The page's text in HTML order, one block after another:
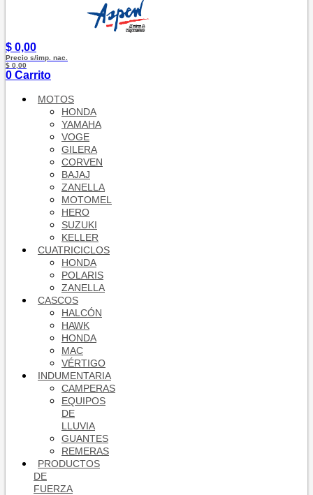
$ 0,00
Precio s/imp. nac.
$ 0,00
0 Carrito
MOTOS
HONDA
YAMAHA
VOGE
GILERA
CORVEN
BAJAJ
ZANELLA
MOTOMEL
HERO
SUZUKI
KELLER
CUATRICICLOS
HONDA
POLARIS
ZANELLA
CASCOS
HALCÓN
HAWK
HONDA
MAC
VÉRTIGO
INDUMENTARIA
CAMPERAS
EQUIPOS
DE
LLUVIA
GUANTES
REMERAS
PRODUCTOS
DE
FUERZA